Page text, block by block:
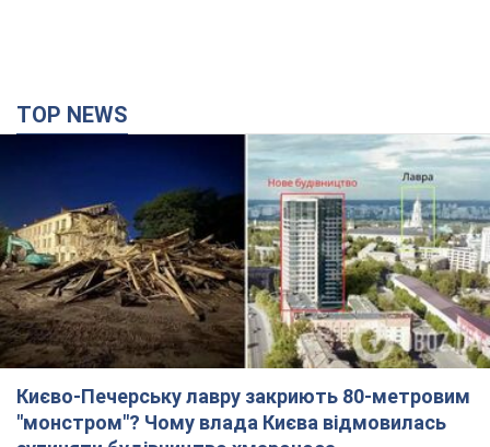
"монстром"? Чому влада Києва відмовилась
зупиняти будівництво хмарочоса
Яка реакція Кличка на петицію щодо скасування будівництва
3 часа назад 35,6 т.
Армія РФ запустила по Одесі 11 ракет різного
типу та до 100 дронів: горіли історичні будівлі,
є постраждалі. Фото та відео
Для терору ворог застосував ракети та дрони
час назад 54,7 т.